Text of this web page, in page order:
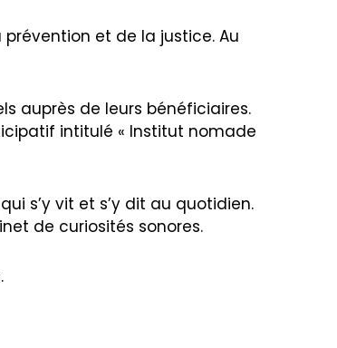
et de la justice. Au
auprès de leurs bénéficiaires.
intitulé « Institut nomade
s’y vit et s’y dit au quotidien.
de curiosités sonores.